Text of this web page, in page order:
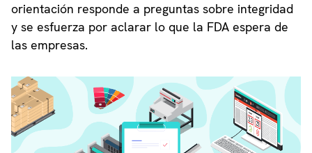
orientación responde a preguntas sobre integridad
y se esfuerza por aclarar lo que la FDA espera de
las empresas.